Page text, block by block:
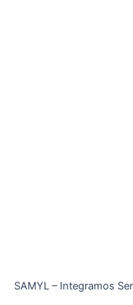
SAMYL – Integramos